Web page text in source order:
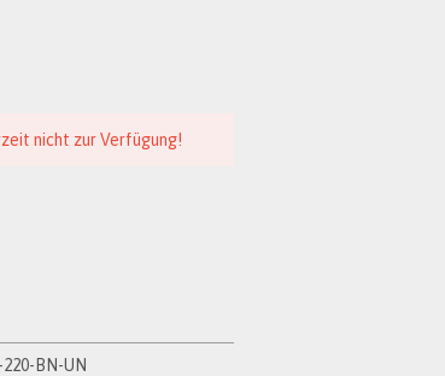
nicht zur Verfügung!
220-BN-UN